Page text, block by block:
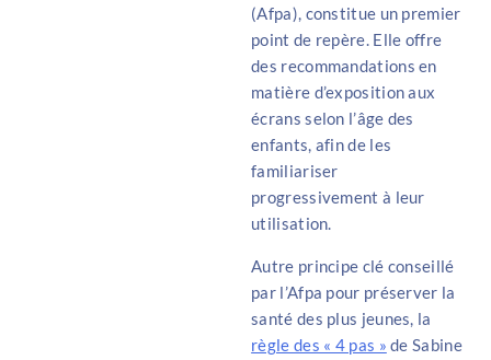
(Afpa), constitue un premier
point de repère. Elle offre
des recommandations en
matière d’exposition aux
écrans selon l’âge des
enfants, afin de les
familiariser
progressivement à leur
utilisation.
Autre principe clé conseillé
par l’Afpa pour préserver la
santé des plus jeunes, la
règle des « 4 pas » de Sabine